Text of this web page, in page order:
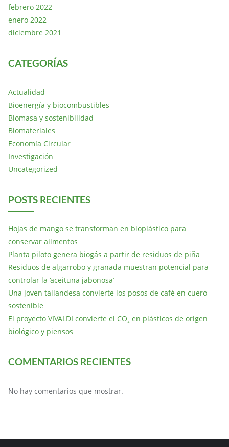
febrero 2022
enero 2022
diciembre 2021
CATEGORÍAS
Actualidad
Bioenergía y biocombustibles
Biomasa y sostenibilidad
Biomateriales
Economía Circular
Investigación
Uncategorized
POSTS RECIENTES
Hojas de mango se transforman en bioplástico para
conservar alimentos
Planta piloto genera biogás a partir de residuos de piña
Residuos de algarrobo y granada muestran potencial para
controlar la ‘aceituna jabonosa’
Una joven tailandesa convierte los posos de café en cuero
sostenible
El proyecto VIVALDI convierte el CO₂ en plásticos de origen
biológico y piensos
COMENTARIOS RECIENTES
No hay comentarios que mostrar.